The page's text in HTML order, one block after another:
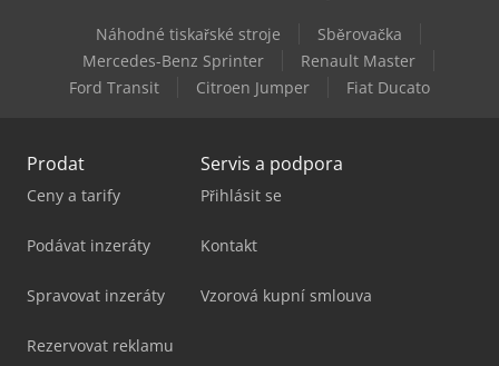
Gildemeister Twin 42
Gildemeister Twin 65
Náhodné tiskařské stroje
Sběrovačka
Mercedes-Benz Sprinter
Renault Master
Ford Transit
Citroen Jumper Fiat Ducato
Prodat
Ceny a tarify
Podávat inzeráty
Spravovat inzeráty
Rezervovat reklamu
Servis a podpora
Přihlásit se
Kontakt
Vzorová kupní smlouva